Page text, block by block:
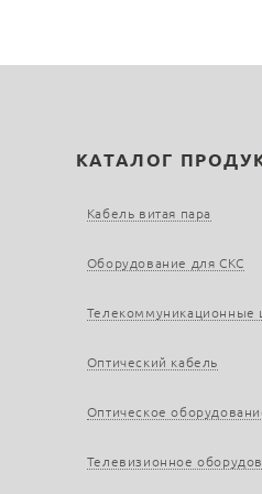
КАТАЛОГ
Кабель витая пара
Оборудование для СКС
Телекоммуникационные
Оптический кабель
Оптическое
Телевизионное